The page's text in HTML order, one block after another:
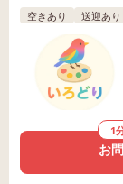
空きあり 送迎あり
1
お